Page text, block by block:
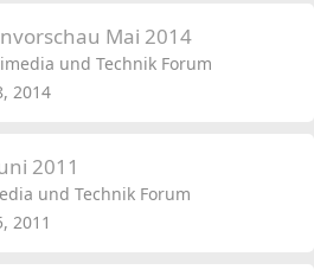
Mai 2014
und Technik Forum
2014
2011
und Technik Forum
2011